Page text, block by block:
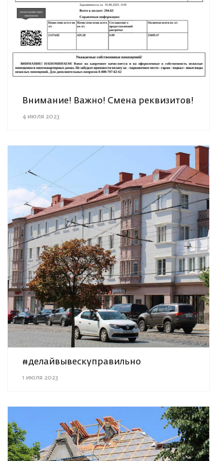
Внимание! Важно! Смена реквизитов!
4 июля 2023
#делайвывескуправильно
1 июля 2023